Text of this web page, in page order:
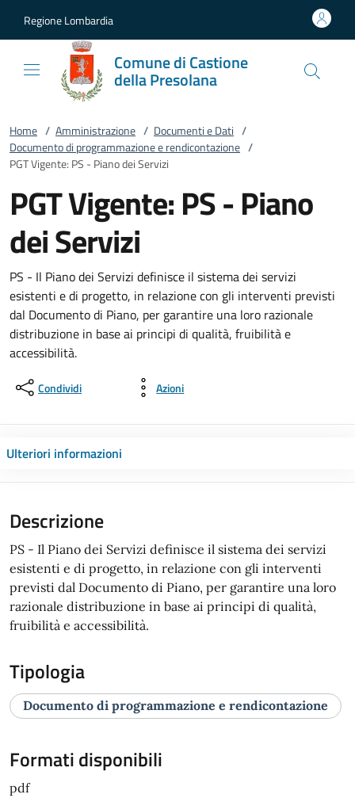
Regione Lombardia
Comune di Castione
della Presolana
Home / Amministrazione / Documenti e Dati /
Documento di programmazione e rendicontazione /
PGT Vigente: PS - Piano dei Servizi
PGT Vigente: PS - Piano
dei Servizi
PS - Il Piano dei Servizi definisce il sistema dei servizi
esistenti e di progetto, in relazione con gli interventi previsti
dal Documento di Piano, per garantire una loro razionale
distribuzione in base ai principi di qualità, fruibilità e
accessibilità.
Condividi Azioni
Ulteriori informazioni
Descrizione
PS - Il Piano dei Servizi definisce il sistema dei servizi
esistenti e di progetto, in relazione con gli interventi
previsti dal Documento di Piano, per garantire una loro
razionale distribuzione in base ai principi di qualità,
fruibilità e accessibilità.
Tipologia
Documento di programmazione e rendicontazione
Formati disponibili
pdf